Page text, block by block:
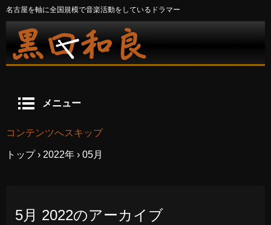
名古屋を軸に全国規模で音楽活動をしているドラマー
メニュー
コンテンツへスキップ
トップ › 2022年 › 05月
5月 2022のアーカイブ